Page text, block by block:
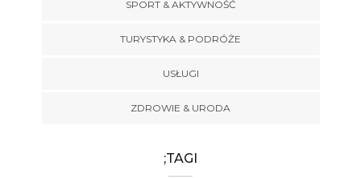
SPORT & AKTYWNOŚĆ
TURYSTYKA & PODRÓŻE
USŁUGI
ZDROWIE & URODA
;TAGI